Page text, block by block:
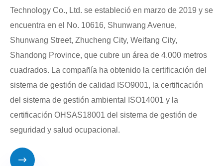
Technology Co., Ltd. se estableció en marzo de 2019 y se
encuentra en el No. 10616, Shunwang Avenue,
Shunwang Street, Zhucheng City, Weifang City,
Shandong Province, que cubre un área de 4.000 metros
cuadrados. La compañía ha obtenido la certificación del
sistema de gestión de calidad ISO9001, la certificación
del sistema de gestión ambiental ISO14001 y la
certificación OHSAS18001 del sistema de gestión de
seguridad y salud ocupacional.
